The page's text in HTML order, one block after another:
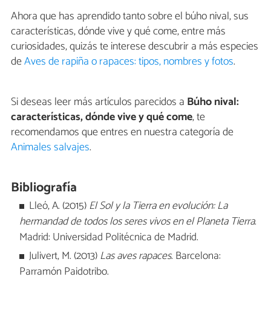
Ahora que has aprendido tanto sobre el búho nival, sus
características, dónde vive y qué come, entre más
curiosidades, quizás te interese descubrir a más especies
deAves de rapiña o rapaces: tipos, nombres y fotos.
Si deseas leer más artículos parecidos a Búho nival:
características, dónde vive y qué come, te
recomendamos que entres en nuestra categoría de
Animales salvajes.
Bibliografía
Lleó, A. (2015)El Sol y la Tierra en evolución: La
hermandad de todos los seres vivos en el Planeta Tierra.
Madrid: Universidad Politécnica de Madrid.
Julivert, M. (2013)Las aves rapaces. Barcelona:
Parramón Paidotribo.